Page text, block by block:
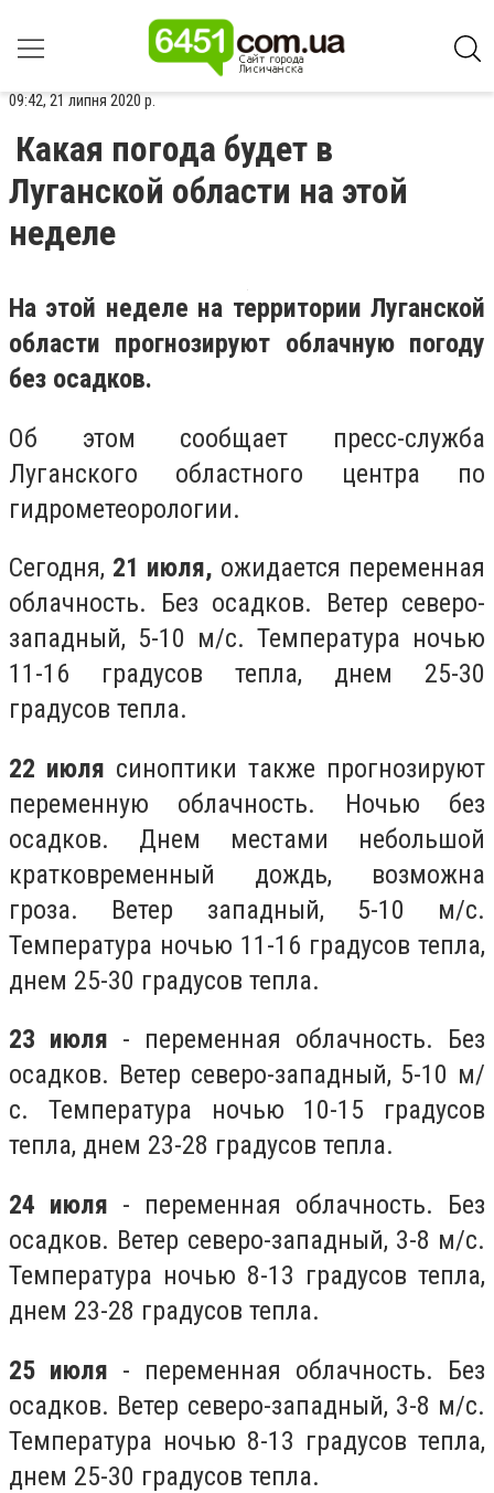
09:42, 21 липня 2020 р.
Какая погода будет в
Луганской области на этой
неделе
На этой неделе на территории Луганской
области прогнозируют облачную погоду
без осадков.
Об этом сообщает пресс-служба
Луганского областного центра по
гидрометеорологии.
Сегодня, 21 июля, ожидается переменная
облачность. Без осадков. Ветер северо-
западный, 5-10 м/с. Температура ночью
11-16 градусов тепла, днем 25-30
градусов тепла.
22 июля синоптики также прогнозируют
переменную облачность. Ночью без
осадков. Днем местами небольшой
кратковременный дождь, возможна
гроза. Ветер западный, 5-10 м/с.
Температура ночью 11-16 градусов тепла,
днем 25-30 градусов тепла.
23 июля - переменная облачность. Без
осадков. Ветер северо-западный, 5-10 м/
с. Температура ночью 10-15 градусов
тепла, днем 23-28 градусов тепла.
24 июля - переменная облачность. Без
осадков. Ветер северо-западный, 3-8 м/с.
Температура ночью 8-13 градусов тепла,
днем 23-28 градусов тепла.
25 июля - переменная облачность. Без
осадков. Ветер северо-западный, 3-8 м/с.
Температура ночью 8-13 градусов тепла,
днем 25-30 градусов тепла.